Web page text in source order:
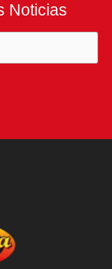
Noticias